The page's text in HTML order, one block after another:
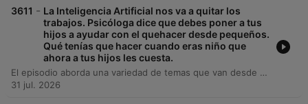
3611 - La Inteligencia Artificial nos va a quitar los
trabajos. Psicóloga dice que debes poner a tus
hijos a ayudar con el quehacer desde pequeños.
Qué tenías que hacer cuando eras niño que
ahora a tus hijos les cuesta.
El episodio aborda una variedad de temas que van desde el impacto de la inteligencia artificial en los empleos y bromas telefónicas, hasta consejos legales cruciales sobre las comunicaciones desde la cárcel. Los conductores también debaten sobre la crianza moderna, la responsabilidad de los hijos y las implicaciones morales del uso de plataformas como OnlyFans. Asimismo, se comparten historias personales de amor iniciadas en redes sociales, el testimonio de un emprendedor deportado y la presentación musical de Valentín, quien presenta su proyecto de banda virtual con una canción dedicada al pueblo mágico de Tequisquiapan.
31 jul. 2026